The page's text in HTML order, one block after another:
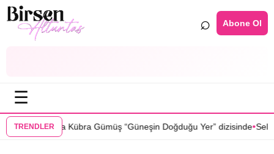
⌕ Abone Ol
☰
TRENDLER
“Güneşin Doğduğu Yer” dizisinde•Selin Türkmen “Karma”